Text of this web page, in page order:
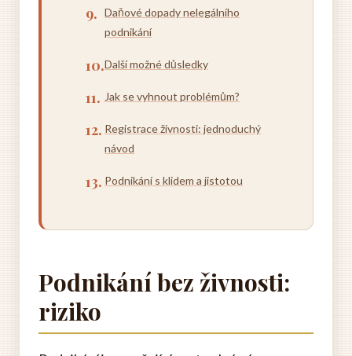
Daňové dopady nelegálního
podnikání
Další možné důsledky
Jak se vyhnout problémům?
Registrace živnosti: jednoduchý
návod
Podnikání s klidem a jistotou
Podnikání bez živnosti:
riziko